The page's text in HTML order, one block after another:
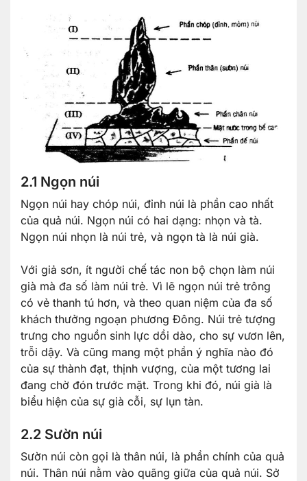
2.1 Ngọn núi
Ngọn núi hay chóp núi, đỉnh núi là phần cao nhất
của quả núi. Ngọn núi có hai dạng: nhọn và tà.
Ngọn núi nhọn là núi trẻ, và ngọn tà là núi già.
Với giả sơn, ít người chế tác non bộ chọn làm núi
già mà đa số làm núi trẻ. Vì lẽ ngọn núi trẻ trông
có vẻ thanh tú hơn, và theo quan niệm của đa số
khách thưởng ngoạn phương Đông. Núi trẻ tượng
trưng cho nguồn sinh lực dồi dào, cho sự vươn lên,
trỗi dậy. Và cũng mang một phần ý nghĩa nào đó
của sự thành đạt, thịnh vượng, của một tương lai
đang chờ đón trước mặt. Trong khi đó, núi già là
biểu hiện của sự già cỗi, sự lụn tàn.
2.2 Sườn núi
Sườn núi còn gọi là thân núi, là phần chính của quả
núi. Thân núi nằm vào quãng giữa của quả núi. Sở